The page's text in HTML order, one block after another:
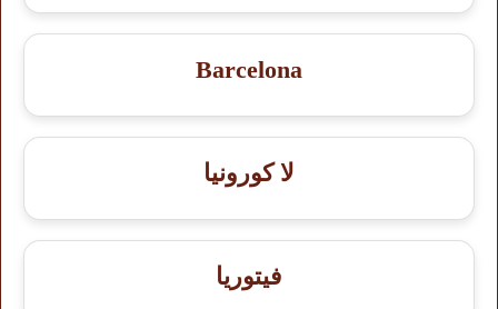
Barcelona
لا كورونيا
فيتوريا